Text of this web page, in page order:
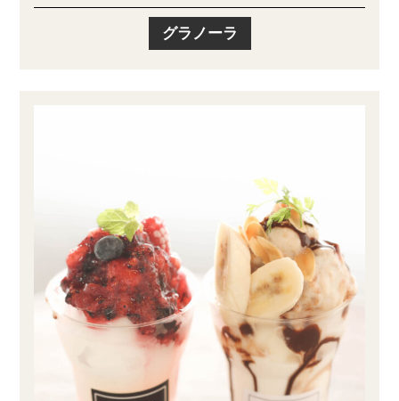
グラノーラ